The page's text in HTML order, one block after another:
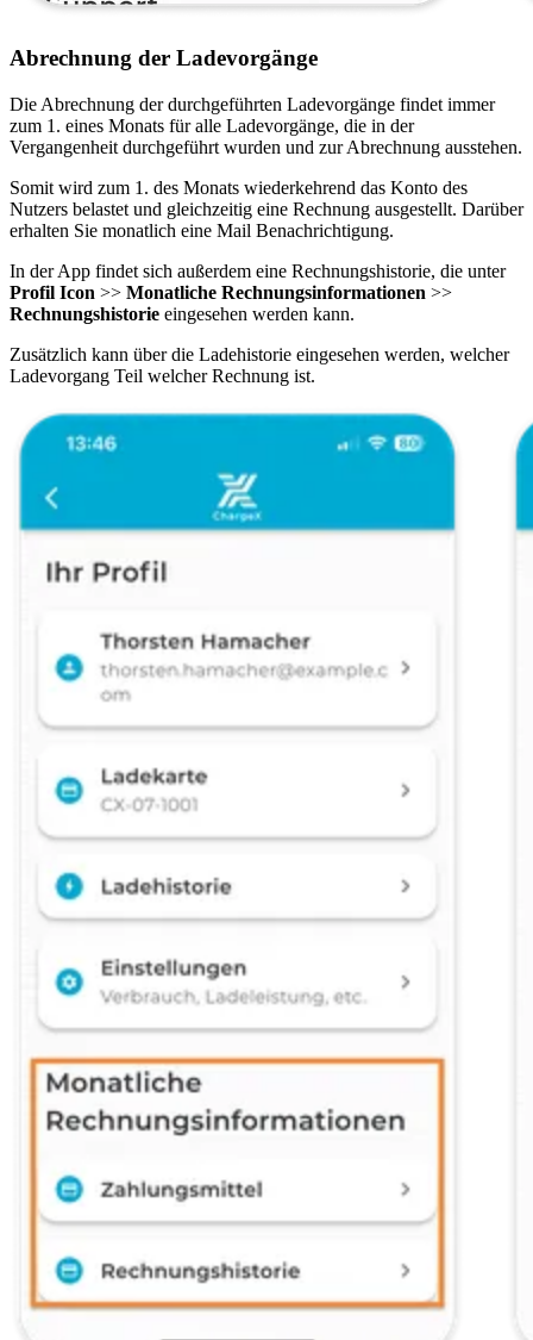
Abrechnung der Ladevorgänge
Die Abrechnung der durchgeführten Ladevorgänge findet immer
zum 1. eines Monats für alle Ladevorgänge, die in der
Vergangenheit durchgeführt wurden und zur Abrechnung ausstehen.
Somit wird zum 1. des Monats wiederkehrend das Konto des
Nutzers belastet und gleichzeitig eine Rechnung ausgestellt. Darüber
erhalten Sie monatlich eine Mail Benachrichtigung.
In der App findet sich außerdem eine Rechnungshistorie, die unter
Profil Icon >> Monatliche Rechnungsinformationen >>
Rechnungshistorie eingesehen werden kann.
Zusätzlich kann über die Ladehistorie eingesehen werden, welcher
Ladevorgang Teil welcher Rechnung ist.